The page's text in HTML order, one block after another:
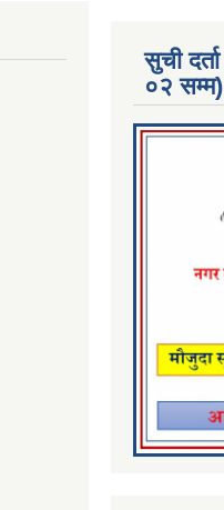
सुची
०२ सम्म)